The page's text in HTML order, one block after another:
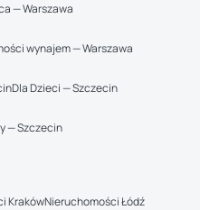
— Warszawa
wynajem — Warszawa
Dla Dzieci — Szczecin
— Szczecin
KrakówNieruchomości Łódź